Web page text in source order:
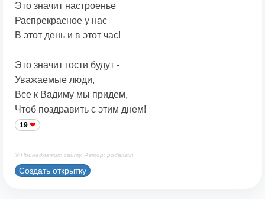
Это значит настроенье
Распрекрасное у нас
В этот день и в этот час!
Это значит гости будут -
Уважаемые люди,
Все к Вадиму мы придем,
Чтоб поздравить с этим днем!
19
© Принадлежит сайту. Автор: podaristih
Создать открытку